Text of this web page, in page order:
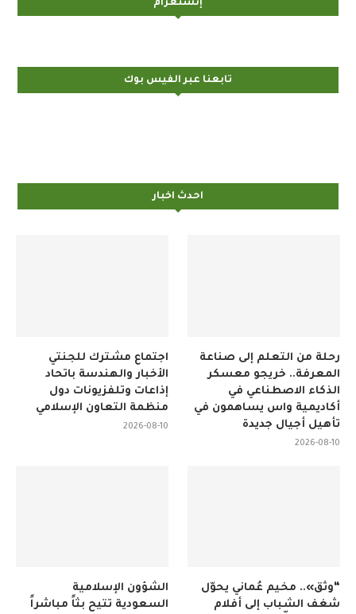
تابعنا عبر الفيس بوك
احدث اخبار
الأخبار والهندسة باتحاد
إذاعات وتلفزيونات دول
منظمة التعاون الإسلامي
المعرفة.. خريجو معسكر
الذكاء الاصطناعي في
أكاديمية واس يساهمون في
تأهيل أجيال جديدة
2026-08-10
السعودية تتيح بثاً مباشراً
لمنافسات مسابقة الملك
شغف الشباب إلى أفلام
وثائقية توثّق الهوية والتراث